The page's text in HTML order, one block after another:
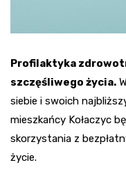
Profilaktyka
szczęśliwego życia.
siebie i swoich
mieszkańcy Kołaczyc
skorzystania z
życie.